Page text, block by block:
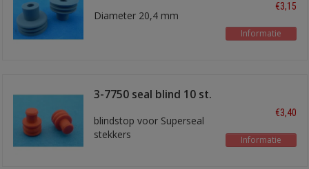
Diameter 20,4 mm
€3,15
Informatie
3-7750 seal blind 10 st.
blindstop voor Superseal
stekkers
€3,40
Informatie